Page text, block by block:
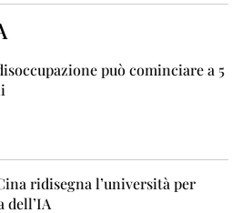
può cominciare a 5
ridisegna l’università per
dell’IA